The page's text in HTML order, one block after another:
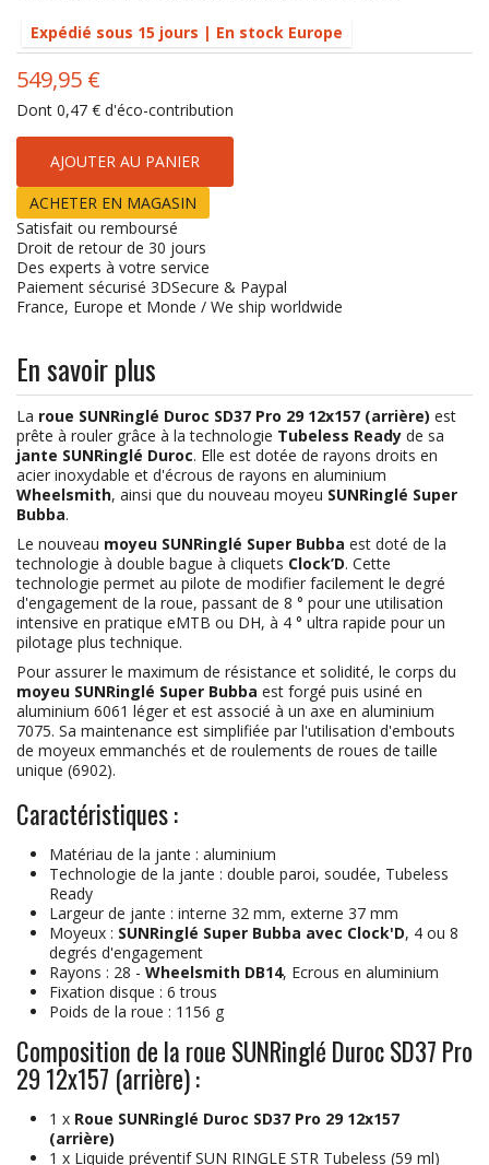
Expédié sous 15 jours | En stock Europe
549,95 €
Dont 0,47 € d'éco-contribution
AJOUTER AU PANIER
ACHETER EN MAGASIN
Satisfait ou remboursé
Droit de retour de 30 jours
Des experts à votre service
Paiement sécurisé 3DSecure & Paypal
France, Europe et Monde / We ship worldwide
En savoir plus
La roue SUNRinglé Duroc SD37 Pro 29 12x157 (arrière) est
prête à rouler grâce à la technologie Tubeless Ready de sa
jante SUNRinglé Duroc. Elle est dotée de rayons droits en
acier inoxydable et d'écrous de rayons en aluminium
Wheelsmith, ainsi que du nouveau moyeu SUNRinglé Super
Bubba.
Le nouveau moyeu SUNRinglé Super Bubba est doté de la
technologie à double bague à cliquets Clock’D. Cette
technologie permet au pilote de modifier facilement le degré
d'engagement de la roue, passant de 8 ° pour une utilisation
intensive en pratique eMTB ou DH, à 4 ° ultra rapide pour un
pilotage plus technique.
Pour assurer le maximum de résistance et solidité, le corps du
moyeu SUNRinglé Super Bubba est forgé puis usiné en
aluminium 6061 léger et est associé à un axe en aluminium
7075. Sa maintenance est simplifiée par l'utilisation d'embouts
de moyeux emmanchés et de roulements de roues de taille
unique (6902).
Caractéristiques :
Matériau de la jante : aluminium
Technologie de la jante : double paroi, soudée, Tubeless
Ready
Largeur de jante : interne 32 mm, externe 37 mm
Moyeux : SUNRinglé Super Bubba avec Clock'D, 4 ou 8
degrés d'engagement
Rayons : 28 - Wheelsmith DB14, Ecrous en aluminium
Fixation disque : 6 trous
Poids de la roue : 1156 g
Composition de la roue SUNRinglé Duroc SD37 Pro
29 12x157 (arrière) :
1 x Roue SUNRinglé Duroc SD37 Pro 29 12x157
(arrière)
1 x Liquide préventif SUN RINGLE STR Tubeless (59 ml)